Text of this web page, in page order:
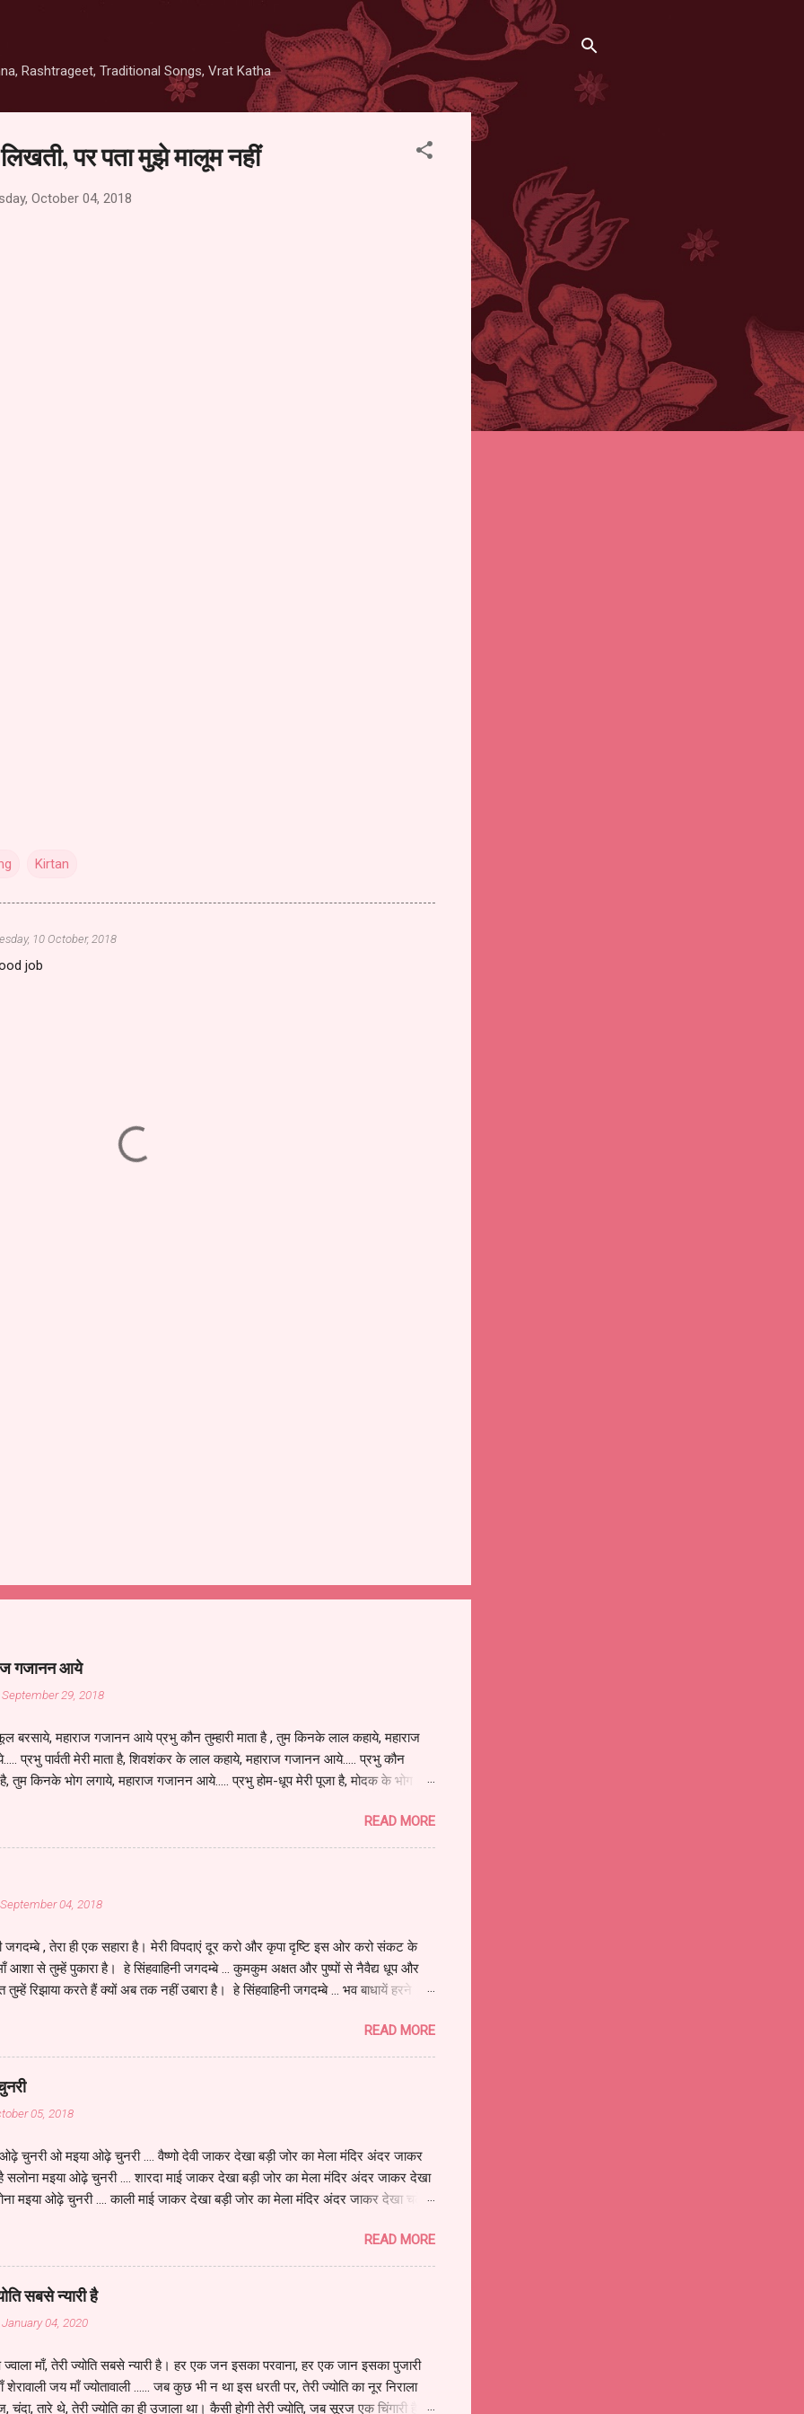
Rashtrageet, Traditional Songs, Vrat Katha
पर पता मुझे मालूम नहीं
October 04, 2018
Kirtan
10 October, 2018
job
गजानन आये
29, 2018
बरसाये, महाराज गजानन आये प्रभु कौन तुम्हारी माता है , तुम किनके लाल कहाये, महाराज
प्रभु पार्वती मेरी माता है, शिवशंकर के लाल कहाये, महाराज गजानन आये..... प्रभु कौन
है, तुम किनके भोग लगाये, महाराज गजानन आये..... प्रभु होम-धूप मेरी पूजा है, मोदक के भोग
मूसक मेरी तुम्हारी सवारी है, पृथ्वी के चक्र लगाये, महाराज गजानन आये..... Please 👉
👉share 👉like & comment my YouTube channel
shorts/80EC5m1ZQn4?si=d5m-W8Ru9ptSpTOy
READ MORE
04, 2018
जगदम्बे , तेरा ही एक सहारा है। मेरी विपदाएं दूर करो और कृपा दृष्टि इस ओर करो संकट के
आशा से तुम्हें पुकारा है। हे सिंहवाहिनी जगदम्बे ... कुमकुम अक्षत और पुष्पों से नैवैद्य धूप और
तुम्हें रिझाया करते हैं क्यों अब तक नहीं उबारा है। हे सिंहवाहिनी जगदम्बे ... भव बाधायें हरने
तुम हो वैषणवी तुम्हीं ब्रह्माणी हो कर शंख चक्र और पदम् लिए लक्ष्मी भी रूप तुम्हारा है। हे
जगदम्बे ... जब-जब मानव पर कष्ट पड़ा तब-तब तुमने औतार लिया हे कल्याणी हे ब्रह्माणी इन्द्राणी
है। हे सिंहवाहिनी जगदम्बे ... था शुम्भ निशुम्भ असुर मारा और रक्तबीज का रक्त पिया हे सिद्धवदी
भी रूप तुम्हारा है। हे सिंहवाहिनी जगदम्बे ... दुर्लोचन को तुमने मारा महिषासुर तुमने संहारा हे
नवदुर्गे रूप तुम्हारा है। हे सिंहवाहिनी जगदम्बे ... जब वैश्...
READ MORE
05, 2018
चुनरी ओ मइया ओढ़े चुनरी .... वैष्णो देवी जाकर देखा बड़ी जोर का मेला मंदिर अंदर जाकर
मइया ओढ़े चुनरी .... शारदा माई जाकर देखा बड़ी जोर का मेला मंदिर अंदर जाकर देखा
मइया ओढ़े चुनरी .... काली माई जाकर देखा बड़ी जोर का मेला मंदिर अंदर जाकर देखा चढ़े
READ MORE
सबसे न्यारी है
04, 2020
ज्वाला माँ, तेरी ज्योति सबसे न्यारी है। हर एक जन इसका परवाना, हर एक जान इसका पुजारी
जय माँ ज्योतावाली ...... जब कुछ भी न था इस धरती पर, तेरी ज्योति का नूर निराला
तारे थे, तेरी ज्योति का ही उजाला था। कैसी होगी तेरी ज्योति, जब सूरज एक चिंगारी है।